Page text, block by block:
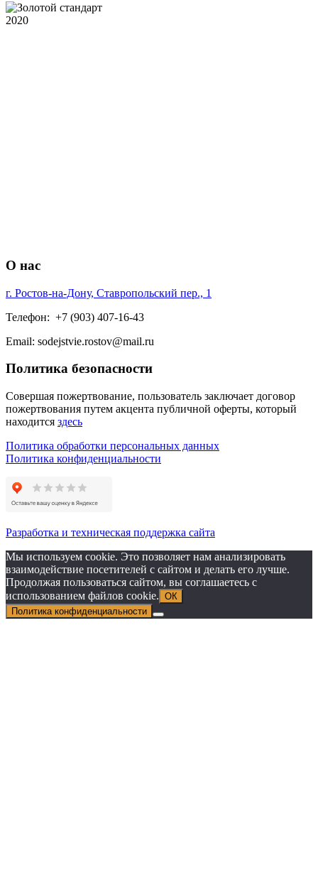
О нас
г. Ростов-на-Дону, Ставропольский пер., 1
Телефон: +7 (903) 407-16-43
Email: sodejstvie.rostov@mail.ru
Политика безопасности
Совершая пожертвование, пользователь заключает договор
пожертвования путем акцента публичной оферты, который
находится здесь
Политика обработки персональных данных
Политика конфиденциальности
Разработка и техническая поддержка сайта
Мы используем cookie. Это позволяет нам анализировать
взаимодействие посетителей с сайтом и делать его лучше.
Продолжая пользоваться сайтом, вы соглашаетесь с
использованием файлов cookie. ОК
Политика конфиденциальности